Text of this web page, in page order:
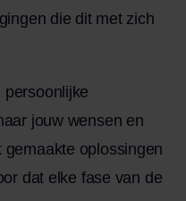
die dit met zich
jouw wensen en
oplossingen
dat elke fase van de